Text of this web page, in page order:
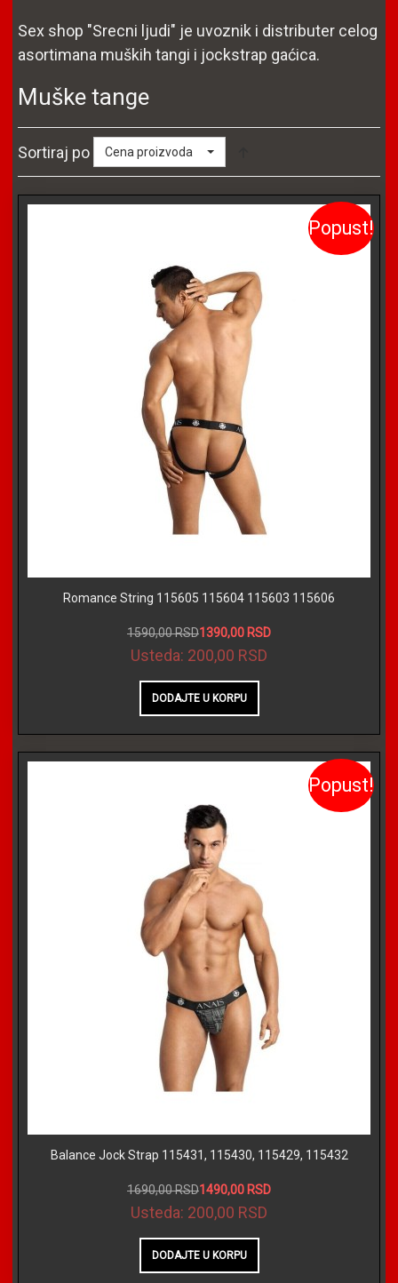
Sex shop "Srecni ljudi" je uvoznik i distributer celog
asortimana muških tangi i jockstrap gaćica.
Muške tange
Sortiraj po Cena proizvoda
Popust!
Romance String 115605 115604 115603 115606
1590,00 RSD1390,00 RSD
Usteda: 200,00 RSD
Popust!
Balance Jock Strap 115431, 115430, 115429, 115432
1690,00 RSD1490,00 RSD
Usteda: 200,00 RSD